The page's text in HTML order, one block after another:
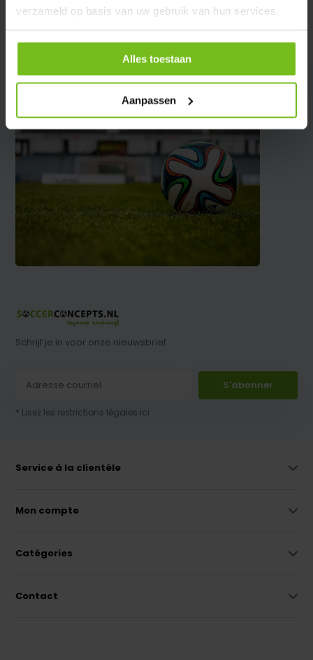
verzameld op basis van uw gebruik van hun services.
Alles toestaan
Aanpassen
Schrijf je in voor onze nieuwsbrief
S'abonner
* Lisez les restrictions légales ici
Service à la clientèle
Mon compte
Catégories
Contact